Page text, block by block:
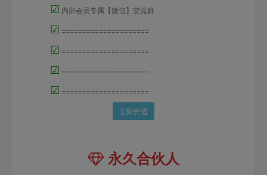
☑ 内部会员专属【微信】交流群
☑ =====================
☑ =====================
☑ =====================
☑ =====================
立即开通
永久合伙人